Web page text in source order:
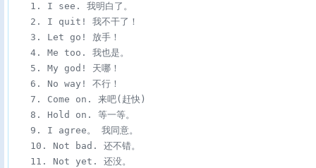
1. I see. 我明白了。
2. I quit! 我不干了！
3. Let go! 放手！
4. Me too. 我也是。
5. My god! 天哪！
6. No way! 不行！
7. Come on. 来吧(赶快)
8. Hold on. 等一等。
9. I agree。 我同意。
10. Not bad. 还不错。
11. Not yet. 还没。